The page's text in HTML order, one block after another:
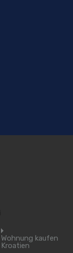
Wohnung kaufen
Kroatien